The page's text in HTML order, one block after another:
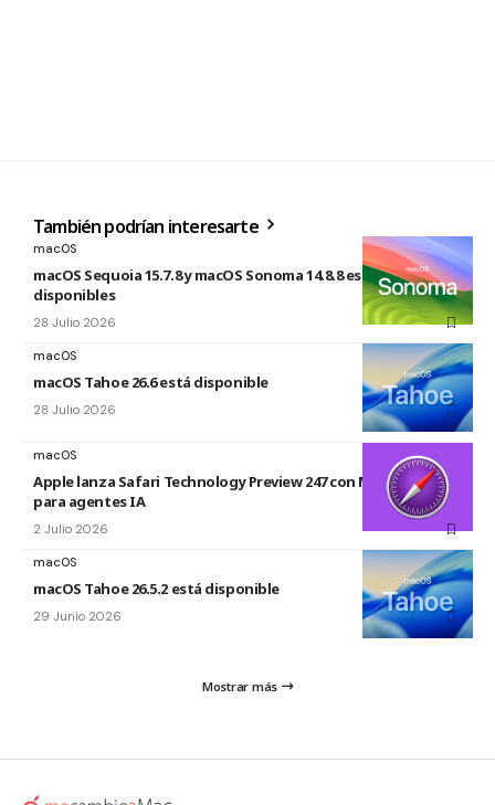
También podrían interesarte
macOS
macOS Sequoia 15.7.8 y macOS Sonoma 14.8.8 están
disponibles
28 Julio 2026
macOS
macOS Tahoe 26.6 está disponible
28 Julio 2026
macOS
Apple lanza Safari Technology Preview 247 con MCP Server
para agentes IA
2 Julio 2026
macOS
macOS Tahoe 26.5.2 está disponible
29 Junio 2026
Mostrar más